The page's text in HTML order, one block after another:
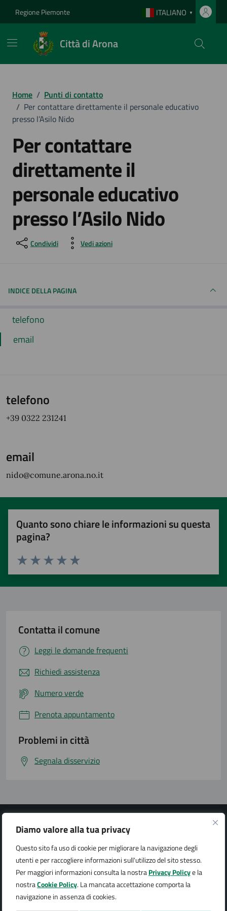
Diamo valore alla tua privacy
Questo sito fa uso di cookie per migliorare la navigazione degli
utenti e per raccogliere informazioni sull'utilizzo del sito stesso.
Per maggiori informazioni consulta la nostraPrivacy Policye la
nostraCookie Policy. La mancata accettazione comporta la
navigazione in assenza di cookies.
Regione Piemonte ITALIANO ▼
Città di Arona
Home / Punti di contatto
/ Per contattare direttamente il personale educativo
presso l’Asilo Nido
Per contattare
direttamente il
personale educativo
presso l’Asilo Nido
Condividi Vedi azioni
INDICE DELLA PAGINA
telefono
email
telefono
+39 0322 231241
email
nido@comune.arona.no.it
Quanto sono chiare le informazioni su questa
pagina?
Valuta 5 stelle su 5
Valuta 4 stelle su 5
Valuta 3 stelle su 5
Valuta 2 stelle su 5
Valuta 1 stelle su 5
Contatta il comune
Leggi le domande frequenti
Richiedi assistenza
Numero verde
Prenota appuntamento
Problemi in città
Segnala disservizio
Città di Arona